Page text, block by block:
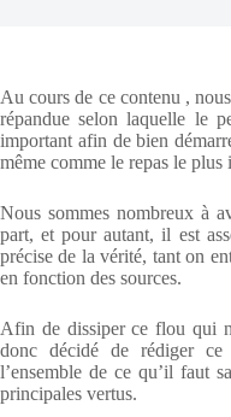
Au cours de ce contenu ,
répandue selon laquelle le
important afin de bien
même comme le repas le
Nous sommes nombreux à
part, et pour autant, il est
précise de la vérité, tant on
en fonction des sources.
Afin de dissiper ce flou qui
donc décidé de rédiger ce
l’ensemble de ce qu’il faut
principales vertus.